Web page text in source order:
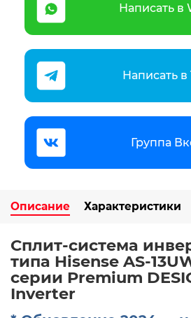
Написать в
Написать
Группа
Описание Характеристики
Сплит-система
типа Hisense AS-
серии Premium
Inverter